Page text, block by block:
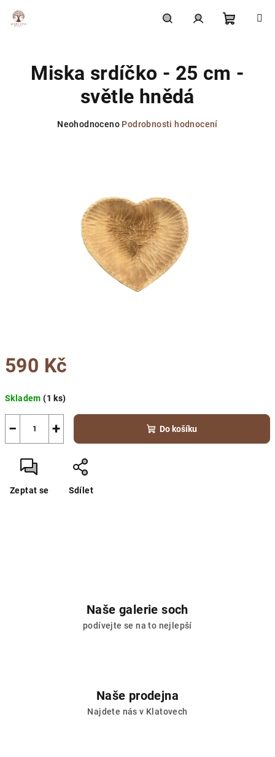
košík
590 Kč
cena:
Skladem(1 ks)
+
− Do košíku
Zeptat se Sdílet
Miska srdíčko - 25 cm -
světle hnědá
Průměrné
hvězdiček.
Neohodnoceno Podrobnosti hodnocení
Naše galerie soch
podívejte se na to nejlepší
Naše prodejna
Najdete nás v Klatovech